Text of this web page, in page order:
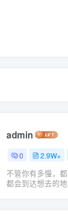
admin
0 2.9W+
不管你有多慢，
都会到达想去的